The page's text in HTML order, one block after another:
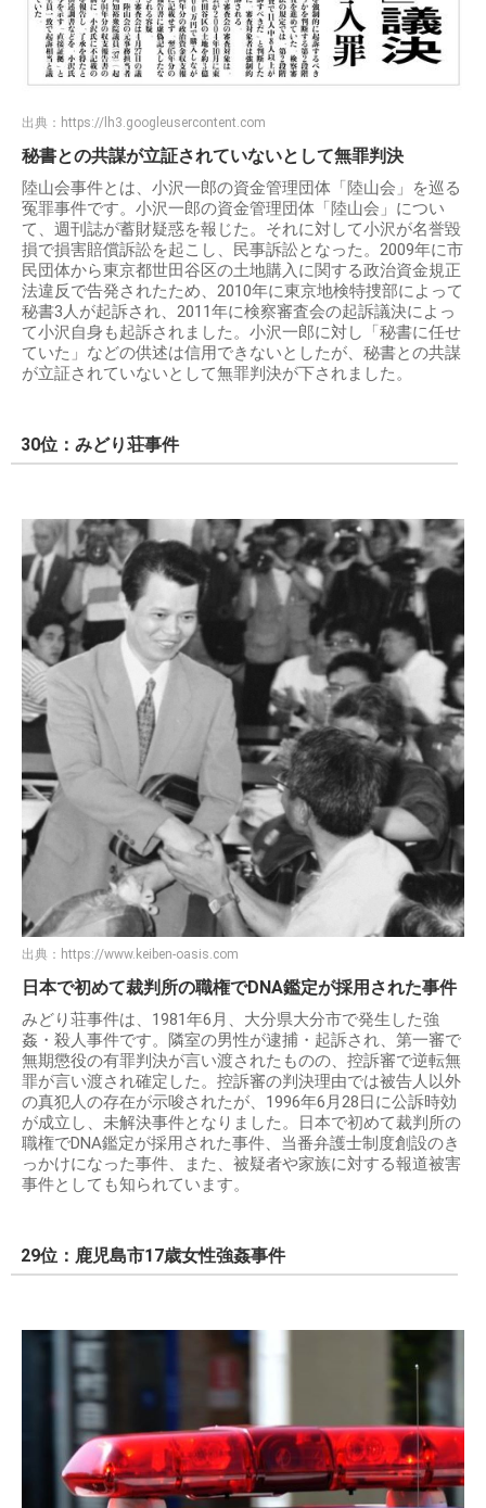
出典： https://lh3.googleusercontent.com
秘書との共謀が立証されていないとして無罪判決
陸山会事件とは、小沢一郎の資金管理団体「陸山会」を巡る
冤罪事件です。小沢一郎の資金管理団体「陸山会」につい
て、週刊誌が蓄財疑惑を報じた。それに対して小沢が名誉毀
損で損害賠償訴訟を起こし、民事訴訟となった。2009年に市
民団体から東京都世田谷区の土地購入に関する政治資金規正
法違反で告発されたため、2010年に東京地検特捜部によって
秘書3人が起訴され、2011年に検察審査会の起訴議決によっ
て小沢自身も起訴されました。小沢一郎に対し「秘書に任せ
ていた」などの供述は信用できないとしたが、秘書との共謀
が立証されていないとして無罪判決が下されました。
30位：みどり荘事件
出典： https://www.keiben-oasis.com
日本で初めて裁判所の職権でDNA鑑定が採用された事件
みどり荘事件は、1981年6月、大分県大分市で発生した強
姦・殺人事件です。隣室の男性が逮捕・起訴され、第一審で
無期懲役の有罪判決が言い渡されたものの、控訴審で逆転無
罪が言い渡され確定した。控訴審の判決理由では被告人以外
の真犯人の存在が示唆されたが、1996年6月28日に公訴時効
が成立し、未解決事件となりました。日本で初めて裁判所の
職権でDNA鑑定が採用された事件、当番弁護士制度創設のき
っかけになった事件、また、被疑者や家族に対する報道被害
事件としても知られています。
29位：鹿児島市17歳女性強姦事件